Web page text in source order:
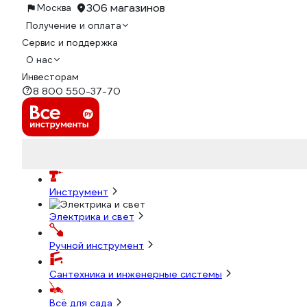
Москва 306 магазинов
Получение и оплата
Сервис и поддержка
О нас
Инвесторам
8 800 550-37-70
Инструмент
Электрика и свет
Ручной инструмент
Сантехника и инженерные системы
Всё для сада